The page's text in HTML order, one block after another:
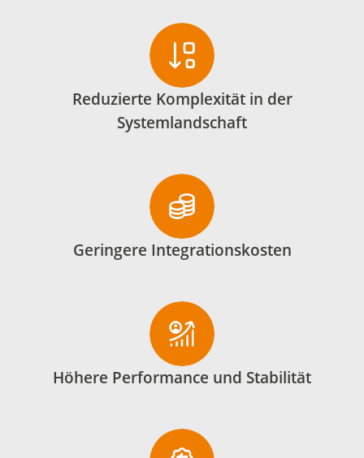
Reduzierte Komplexität in der
Systemlandschaft
Geringere Integrationskosten
Höhere Performance und Stabilität